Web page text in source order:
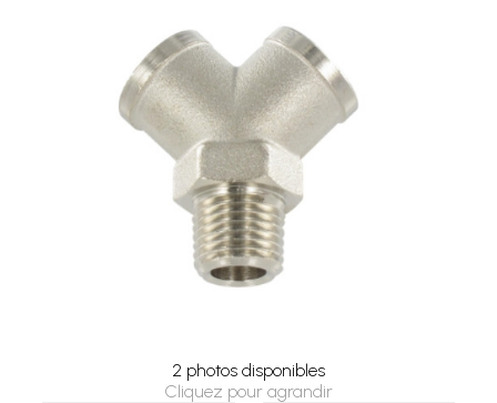
2 photos disponibles
Cliquez pour agrandir